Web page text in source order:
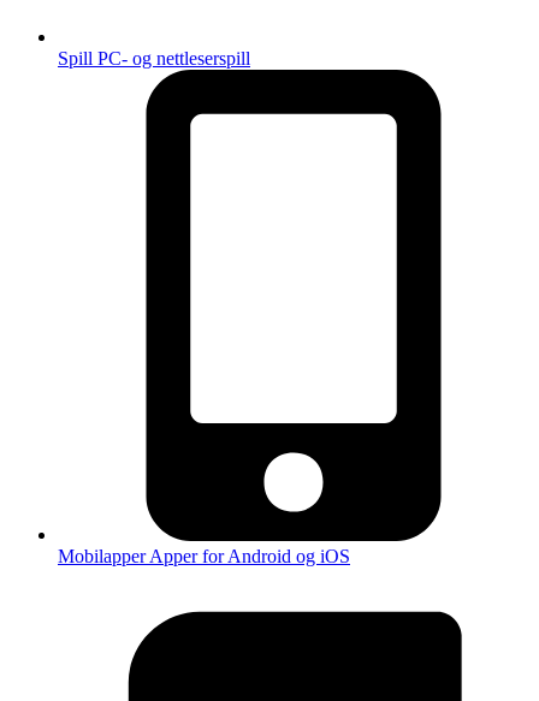
Spill PC- og nettleserspill
MobilapperApper for Android og iOS